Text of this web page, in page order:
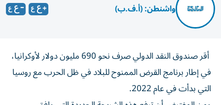
واشنطن: (أ.ف.ب)
أقر صندوق النقد الدولي صرف نحو 690 مليون دولار لأوكرانيا،
في إطار برنامج القرض الممنوح للبلاد في ظل الحرب مع روسيا
التي بدأت في عام 2022.